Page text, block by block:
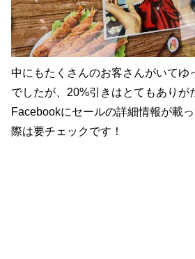
中にもたくさんのお客さんがいてゆ
でしたが、20%引きはとてもありが
Facebookにセールの詳細情報が載
際は要チェックです！